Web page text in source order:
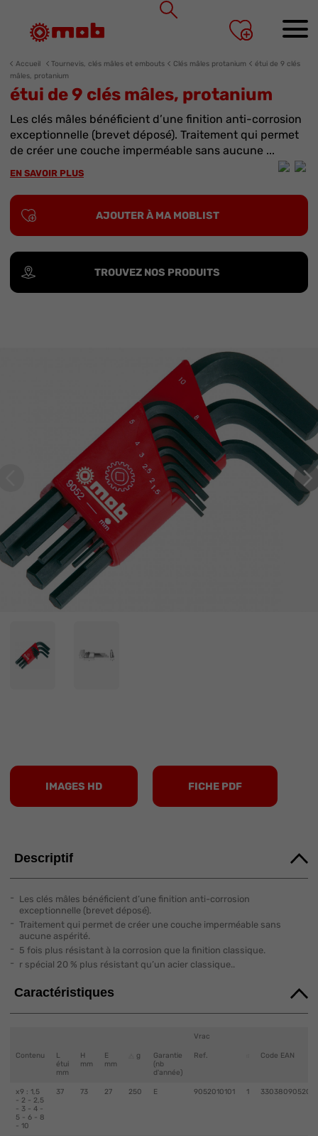
Accueil Tournevis, clés mâles et embouts Clés mâles protanium
étui de 9 clés
mâles, protanium
étui de 9 clés mâles, protanium
Les clés mâles bénéficient d’une finition anti-corrosion
exceptionnelle (brevet déposé). Traitement qui permet
de créer une couche imperméable sans aucune ...
EN SAVOIR PLUS
AJOUTER À MA MOBLIST
TROUVEZ NOS PRODUITS
IMAGES HD FICHE PDF
Descriptif
Les clés mâles bénéficient d’une finition anti-corrosion
exceptionnelle (brevet déposé).
Traitement qui permet de créer une couche imperméable sans
aucune aspérité.
5 fois plus résistant à la corrosion que la finition classique.
r spécial 20 % plus résistant qu’un acier classique..
Caractéristiques
Vrac
Contenu
L
étui
mm
H
mm
E
mm
g
Garantie
(nb
d'année)
Ref. Code EAN
x9 : 1,5
- 2 - 2,5
- 3 - 4 -
5 - 6 - 8
- 10
37 73 27 250 E 9052010101 1 3303809052001